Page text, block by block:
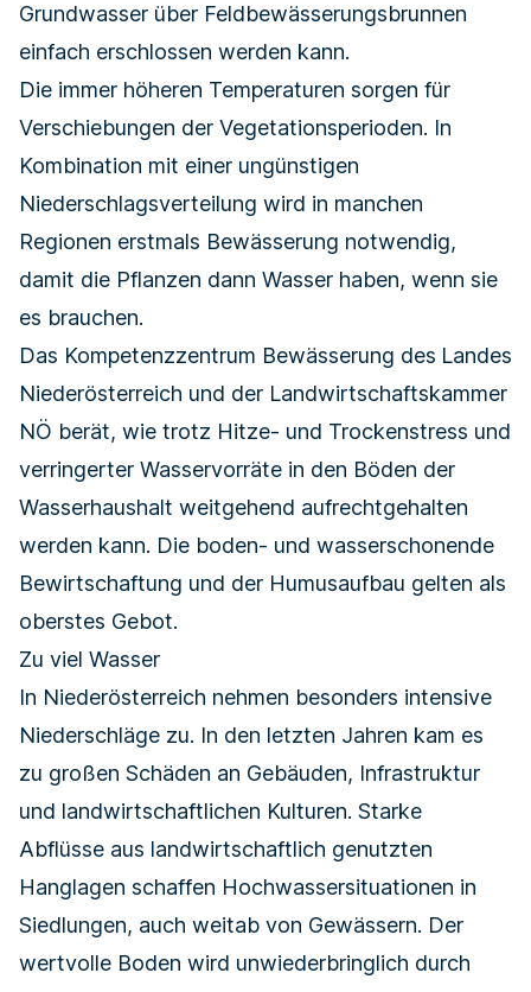
Grundwasser über Feldbewässerungsbrunnen
einfach erschlossen werden kann.
Die immer höheren Temperaturen sorgen für
Verschiebungen der Vegetationsperioden. In
Kombination mit einer ungünstigen
Niederschlagsverteilung wird in manchen
Regionen erstmals Bewässerung notwendig,
damit die Pflanzen dann Wasser haben, wenn sie
es brauchen.
Das Kompetenzzentrum Bewässerung des Landes
Niederösterreich und der Landwirtschaftskammer
NÖ berät, wie trotz Hitze- und Trockenstress und
verringerter Wasservorräte in den Böden der
Wasserhaushalt weitgehend aufrechtgehalten
werden kann. Die boden- und wasserschonende
Bewirtschaftung und der Humusaufbau gelten als
oberstes Gebot.
Zu viel Wasser
In Niederösterreich nehmen besonders intensive
Niederschläge zu. In den letzten Jahren kam es
zu großen Schäden an Gebäuden, Infrastruktur
und landwirtschaftlichen Kulturen. Starke
Abflüsse aus landwirtschaftlich genutzten
Hanglagen schaffen Hochwassersituationen in
Siedlungen, auch weitab von Gewässern. Der
wertvolle Boden wird unwiederbringlich durch